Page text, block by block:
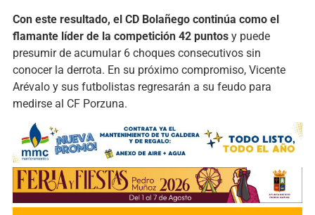
Con este resultado, el CD Bolañego continúa como el
flamante líder de la competición 42 puntosy puede
presumir de acumular 6 choques consecutivos sin
conocer la derrota. En su próximo compromiso, Vicente
Arévalo y sus futbolistas regresarán a su feudo para
medirse al CF Porzuna.